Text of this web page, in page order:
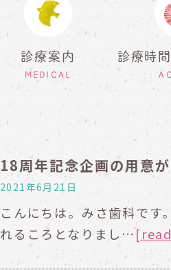
診療案内
MEDICAL
診療時
18周年記念企画の用意
2021年6月21日
こんにちは。みさ歯科です
れるころとなりまし…